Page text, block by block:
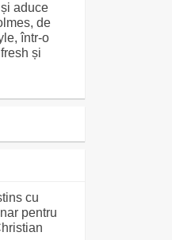
aduce
de
într-o
și
cu
pentru